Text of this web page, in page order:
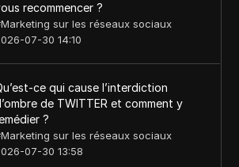
recommencer ?
Marketing sur les réseaux sociaux
07-30 14:10
ce qui cause l’interdiction
de TWITTER et comment y
?
Marketing sur les réseaux sociaux
07-30 13:58